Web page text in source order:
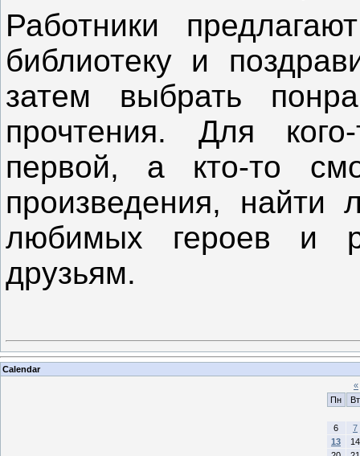
Работники
библиотеку и
затем выбрать
прочтения. Для
первой, а кто-то
произведения, найти
любимых героев и
друзьям.
Calendar
«
Пн
Вт
6
7
13
14